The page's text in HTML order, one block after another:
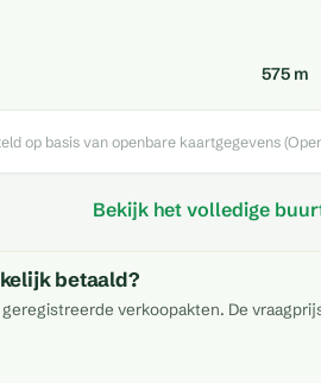
575 m
op basis van openbare kaartgegevens
Bekijk het volledige
betaald?
verkoopakten. De